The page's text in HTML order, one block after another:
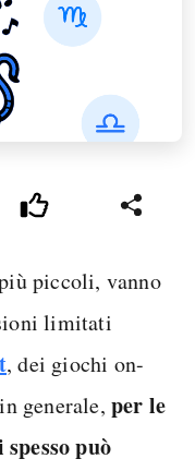
piccoli, vanno
limitati
, dei giochi on-
generale,per le
può